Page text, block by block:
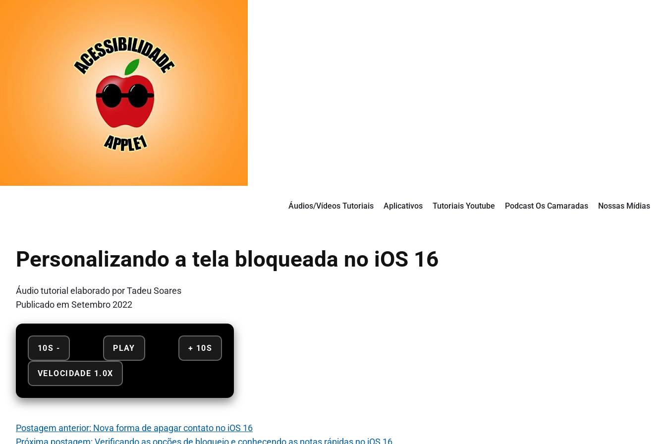
Áudios/Vídeos Tutoriais Aplicativos Tutoriais Youtube Podcast Os Camaradas Nossas Mídias
Personalizando a tela bloqueada no iOS 16
Áudio tutorial elaborado por Tadeu Soares
Publicado em Setembro 2022
10S - PLAY + 10S
VELOCIDADE 1.0X
Postagem anterior: Nova forma de apagar contato no iOS 16
Próxima postagem: Verificando as opções de bloqueio e conhecendo as notas rápidas no iOS 16